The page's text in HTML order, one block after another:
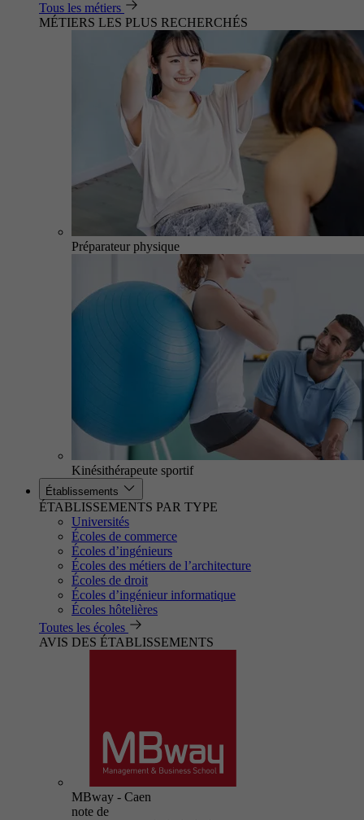
Tous les métiers
MÉTIERS LES PLUS RECHERCHÉS
Préparateur physique
Kinésithérapeute sportif
Établissements
ÉTABLISSEMENTS PAR TYPE
Universités
Écoles de commerce
Écoles d’ingénieurs
Écoles des métiers de l’architecture
Écoles de droit
Écoles d’ingénieur informatique
Écoles hôtelières
Toutes les écoles
AVIS DES ÉTABLISSEMENTS
MBway - Caen
note de